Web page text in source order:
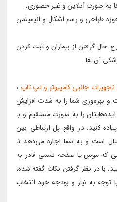
به صورت آنلاین و غیر حضوری.
طراحی و رسم اشکال و انیمیشن
گرفتن از بیماران و ثبت کردن
آن ها.
تجهیزات جانبی کامپیوتر و لپ تاپ ،
و بهره‌وری شما را به شدت افزایش
را به صورت مستقیم و با
کنید. در واقع پل ارتباطی بین
است و به شما اجازه می‌دهد تا
که موس یا صفحه لمسی قادر به
با در نظر گرفتن نکات گفته شده،
توجه به نیاز و بودجه خود انتخاب